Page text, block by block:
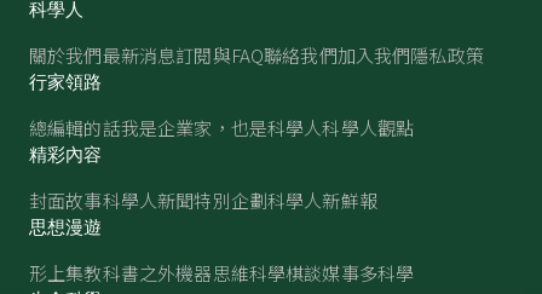
科學人
關於我們最新消息訂閱與FAQ聯絡我們加入我們隱私政策
行家領路
總編輯的話我是企業家，也是科學人科學人觀點
精彩內容
封面故事科學人新聞特別企劃科學人新鮮報
思想漫遊
形上集教科書之外機器思維科學棋談媒事多科學